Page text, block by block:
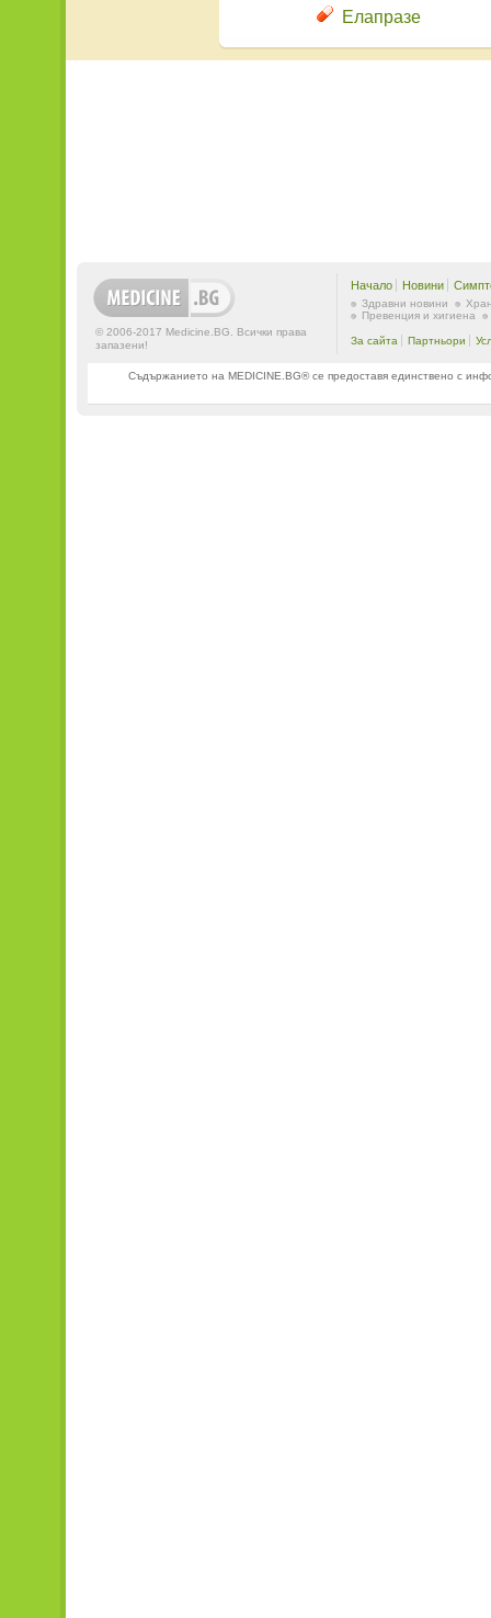
Елапразе
© 2006-2017 Medicine.BG. Всички права
запазени!
Начало Новини
Здравни новини
Превенция и хигиена
За сайта Партньори
Съдържанието на MEDICINE.BG® се предоставя единствено с